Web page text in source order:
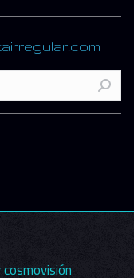
cosmovisión